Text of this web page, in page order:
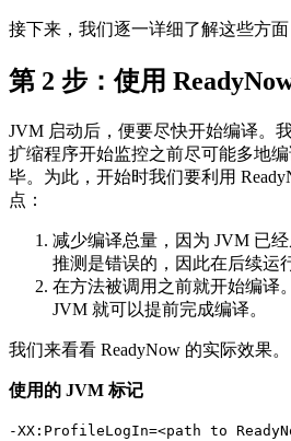
接下来，我们逐一详细了解这些方面
第 2 步：使用
JVM 启动后，便要尽快开始编译。
扩缩程序开始监控之前尽可能多地
毕。为此，开始时我们要利用
点：
减少编译总量，因为 JVM 已
推测是错误的，因此在后续运
在方法被调用之前就开始编译
JVM 就可以提前完成编译。
我们来看看 ReadyNow 的实际效果。
使用的 JVM 标记
-XX:ProfileLogIn=<path to